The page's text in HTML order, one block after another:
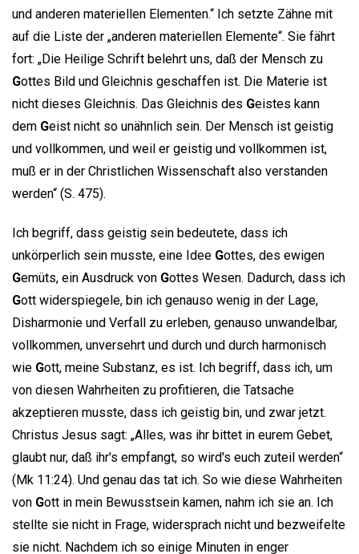
und anderen materiellen Elementen.“ Ich setzte Zähne mit
auf die Liste der „anderen materiellen Elemente“. Sie fährt
fort: „Die Heilige Schrift belehrt uns, daß der Mensch zu
Gottes Bild und Gleichnis geschaffen ist. Die Materie ist
nicht dieses Gleichnis. Das Gleichnis des Geistes kann
dem Geist nicht so unähnlich sein. Der Mensch ist geistig
und vollkommen, und weil er geistig und vollkommen ist,
muß er in der Christlichen Wissenschaft also verstanden
werden“ (S. 475).
Ich begriff, dass geistig sein bedeutete, dass ich
unkörperlich sein musste, eine Idee Gottes, des ewigen
Gemüts, ein Ausdruck von Gottes Wesen. Dadurch, dass ich
Gott widerspiegele, bin ich genauso wenig in der Lage,
Disharmonie und Verfall zu erleben, genauso unwandelbar,
vollkommen, unversehrt und durch und durch harmonisch
wie Gott, meine Substanz, es ist. Ich begriff, dass ich, um
von diesen Wahrheiten zu profitieren, die Tatsache
akzeptieren musste, dass ich geistig bin, und zwar jetzt.
Christus Jesus sagt: „Alles, was ihr bittet in eurem Gebet,
glaubt nur, daß ihr's empfangt, so wird's euch zuteil werden“
(Mk 11:24). Und genau das tat ich. So wie diese Wahrheiten
von Gott in mein Bewusstsein kamen, nahm ich sie an. Ich
stellte sie nicht in Frage, widersprach nicht und bezweifelte
sie nicht. Nachdem ich so einige Minuten in enger